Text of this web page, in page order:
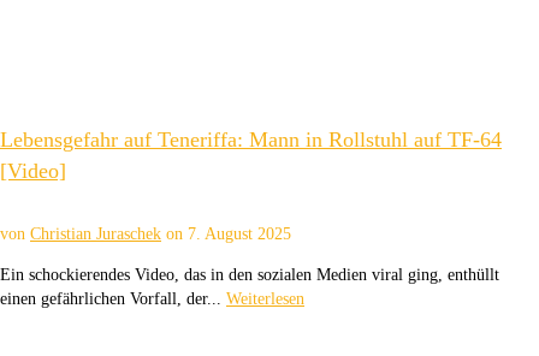
Lebensgefahr auf Teneriffa: Mann in Rollstuhl auf TF-64
[Video]
von Christian Juraschek on 7. August 2025
Ein schockierendes Video, das in den sozialen Medien viral ging, enthüllt
einen gefährlichen Vorfall, der... Weiterlesen